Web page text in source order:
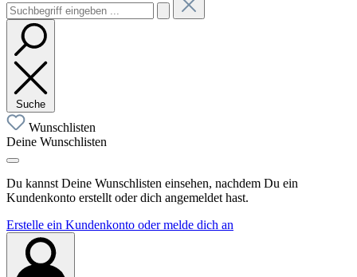
Suche
Wunschlisten
Deine Wunschlisten
Du kannst Deine Wunschlisten einsehen, nachdem Du ein
Kundenkonto erstellt oder dich angemeldet hast.
Erstelle ein Kundenkonto oder melde dich an